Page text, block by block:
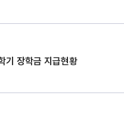
장학금 지급현황